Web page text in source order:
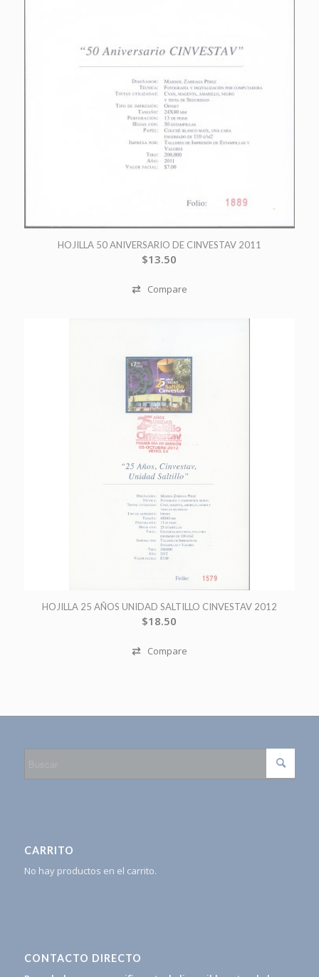
HOJILLA 50 ANIVERSARIO DE CINVESTAV 2011
$13.50
Compare
HOJILLA 25 AÑOS UNIDAD SALTILLO CINVESTAV 2012
$18.50
Compare
CARRITO
No hay productos en el carrito.
CONTACTO DIRECTO